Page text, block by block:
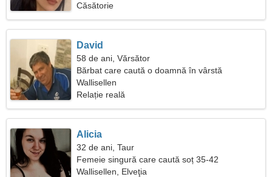
Căsătorie
David
58 de ani, Vărsător
Bărbat care caută o doamnă în vârstă
Wallisellen
Relație reală
Alicia
32 de ani, Taur
Femeie singură care caută soț 35-42
Wallisellen, Elveţia